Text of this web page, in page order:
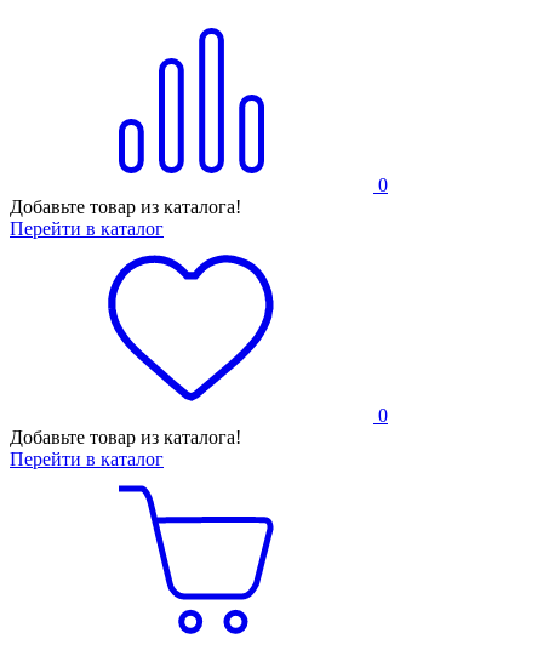
0
Добавьте товар из каталога!
Перейти в каталог
0
Добавьте товар из каталога!
Перейти в каталог